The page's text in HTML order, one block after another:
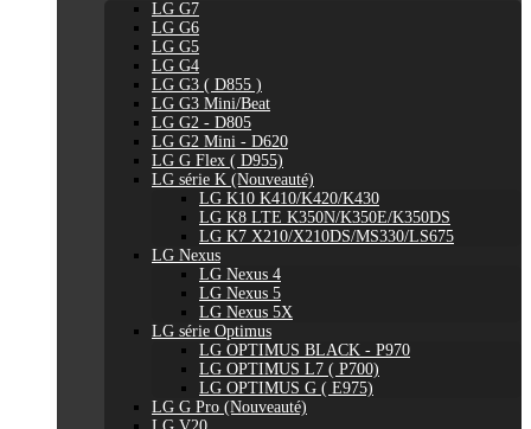
LG G7
LG G6
LG G5
LG G4
LG G3 ( D855 )
LG G3 Mini/Beat
LG G2 - D805
LG G2 Mini - D620
LG G Flex ( D955)
LG série K (Nouveauté)
LG K10 K410/K420/K430
LG K8 LTE K350N/K350E/K350DS
LG K7 X210/X210DS/MS330/LS675
LG Nexus
LG Nexus 4
LG Nexus 5
LG Nexus 5X
LG série Optimus
LG OPTIMUS BLACK - P970
LG OPTIMUS L7 ( P700)
LG OPTIMUS G ( E975)
LG G Pro (Nouveauté)